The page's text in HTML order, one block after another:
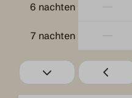
Buiten
Veranda
Parkeerplaats: 1
6 nachten
7 nachten